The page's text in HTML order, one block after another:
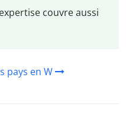
couvre aussi
pays en W